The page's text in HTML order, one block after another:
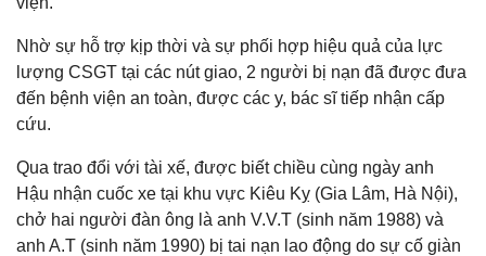
Nhờ sự hỗ trợ kịp thời và sự phối hợp hiệu quả của lực
lượng CSGT tại các nút giao, 2 người bị nạn đã được đưa
đến bệnh viện an toàn, được các y, bác sĩ tiếp nhận cấp
cứu.
Qua trao đổi với tài xế, được biết chiều cùng ngày anh
Hậu nhận cuốc xe tại khu vực Kiêu Kỵ (Gia Lâm, Hà Nội),
chở hai người đàn ông là anh V.V.T (sinh năm 1988) và
anh A.T (sinh năm 1990) bị tai nạn lao động do sự cố giàn